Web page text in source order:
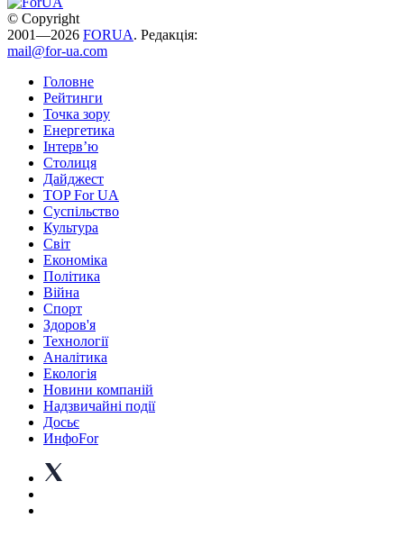
© Copyright
2001—2026 FORUA. Редакція:
mail@for-ua.com
Головне
Рейтинги
Точка зору
Енергетика
Інтерв’ю
Столиця
Дайджест
TOP For UA
Суспiльство
Культура
Світ
Економіка
Політика
Війна
Спорт
Здоров'я
Технології
Аналітика
Екологія
Новини компаній
Надзвичайні події
Досьє
ИнфоFor